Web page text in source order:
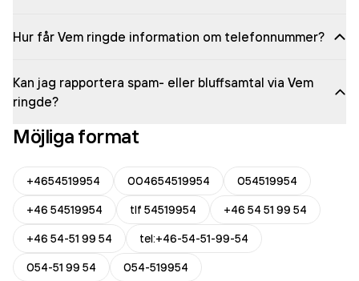
Hur får Vem ringde information om telefonnummer?
Kan jag rapportera spam- eller bluffsamtal via Vem
ringde?
Möjliga format
+4654519954 004654519954
054519954
+46 54519954
tlf 54519954
+46 54 51 99 54
+46 54-51 99 54
tel:+46-54-51-99-54
054-51 99 54
054-519954